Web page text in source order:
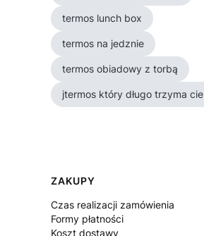
termos lunch box
termos na jedznie
termos obiadowy z torbą
jtermos który długo trzyma cie
Linki w stopce
ZAKUPY
Czas realizacji zamówienia
Formy płatności
Koszt dostawy